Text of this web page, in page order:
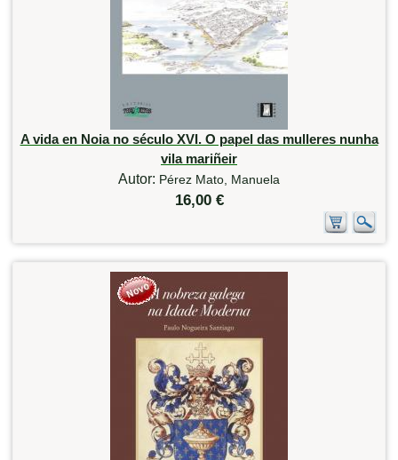
A vida en Noia no século XVI. O papel das mulleres nunha
vila mariñeir
Autor: Pérez Mato, Manuela
16,00 €